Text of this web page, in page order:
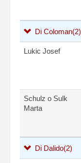
Di Coloman(2)
Lukic Josef
Schulz o Sulk
Marta
Di Dalido(2)